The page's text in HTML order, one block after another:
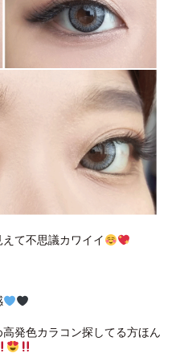
て不思議カワイイ
発色カラコン探してる方ほん